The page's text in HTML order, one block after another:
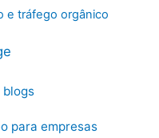
e tráfego orgânico
blogs
para empresas